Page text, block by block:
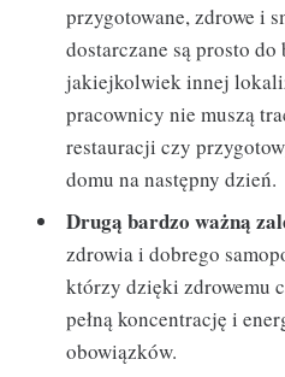
przygotowane, zdrowe i
dostarczane są prosto
jakiejkolwiek innej
pracownicy nie muszą
restauracji czy
domu na następny dzień.
Drugą bardzo ważną
zdrowia i dobrego
którzy dzięki zdrowemu
pełną koncentrację i
obowiązków.